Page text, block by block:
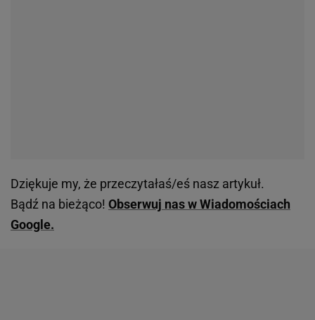
Dziękuje my, że przeczytałaś/eś nasz artykuł.
Bądź na bieżąco! Obserwuj nas w Wiadomościach
Google.